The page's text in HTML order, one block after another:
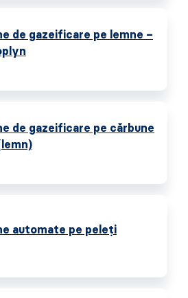
de gazeificare pe lemne –
de gazeificare pe cărbune
automate pe peleţi